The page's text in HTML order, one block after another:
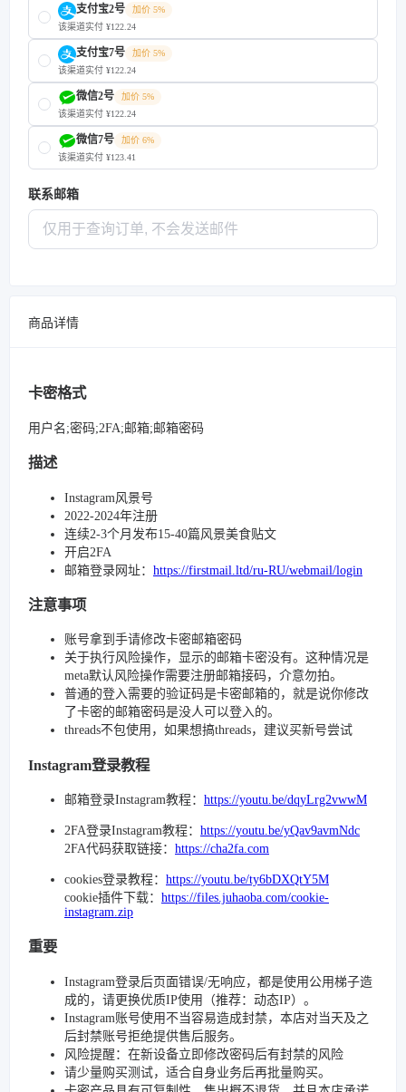
支付宝2号
加价 5%
该渠道实付 ¥122.24
支付宝7号
加价 5%
该渠道实付 ¥122.24
微信2号
加价 5%
该渠道实付 ¥122.24
微信7号
加价 6%
该渠道实付 ¥123.41
联系邮箱
商品详情
卡密格式
用户名;密码;2FA;邮箱;邮箱密码
描述
Instagram风景号
2022-2024年注册
连续2-3个月发布15-40篇风景美食贴文
开启2FA
邮箱登录网址： https://firstmail.ltd/ru-RU/webmail/login
注意事项
账号拿到手请修改卡密邮箱密码
关于执行风险操作，显示的邮箱卡密没有。这种情况是
meta默认风险操作需要注册邮箱接码，介意勿拍。
普通的登入需要的验证码是卡密邮箱的，就是说你修改
了卡密的邮箱密码是没人可以登入的。
threads不包使用，如果想搞threads，建议买新号尝试
Instagram登录教程
邮箱登录Instagram教程： https://youtu.be/dqyLrg2vwwM
2FA登录Instagram教程： https://youtu.be/yQav9avmNdc
2FA代码获取链接： https://cha2fa.com
cookies登录教程： https://youtu.be/ty6bDXQtY5M
cookie插件下载： https://files.juhaoba.com/cookie-
instagram.zip
重要
Instagram登录后页面错误/无响应，都是使用公用梯子造
成的，请更换优质IP使用（推荐：动态IP）。
Instagram账号使用不当容易造成封禁，本店对当天及之
后封禁账号拒绝提供售后服务。
风险提醒：在新设备立即修改密码后有封禁的风险
请少量购买测试，适合自身业务后再批量购买。